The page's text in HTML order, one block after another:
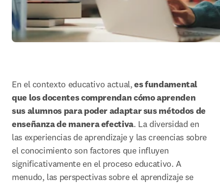
En el contexto educativo actual, es fundamental
que los docentes comprendan cómo aprenden
sus alumnos para poder adaptar sus métodos de
enseñanza de manera efectiva. La diversidad en
las experiencias de aprendizaje y las creencias sobre
el conocimiento son factores que influyen
significativamente en el proceso educativo. A
menudo, las perspectivas sobre el aprendizaje se